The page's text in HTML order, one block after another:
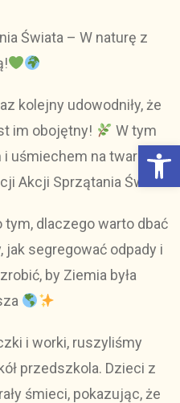
Otwórz Pasek narzędzi
Świata – W naturę z
kolejny udowodniły, że
im obojętny!
W tym
i uśmiechem na twarzy
Akcji Sprzątania Świata.
dlaczego warto dbać
segregować odpady i
by Ziemia była
i worki, ruszyliśmy
przedszkola. Dzieci z
śmieci, pokazując, że